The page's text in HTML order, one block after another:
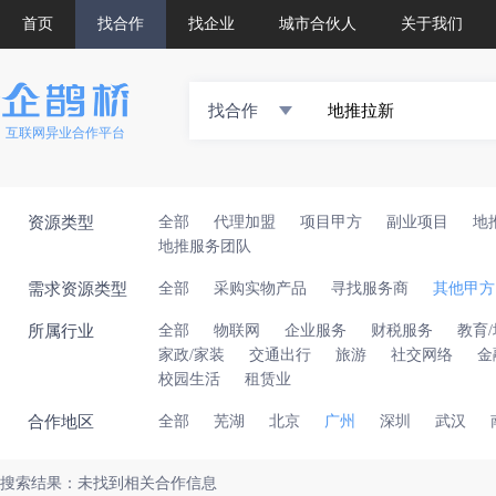
首页 找合作 找企业 城市合伙人 关于我们
互联网异业合作平台
找合作
资源类型 全部 代理加盟 项目甲方 副业项目
地
地推服务团队
需求资源类型 全部 采购实物产品 寻找服务商 其他甲
所属行业 全部 物联网 企业服务 财税服务
教育/
家政/家装
交通出行 旅游 社交网络
金
校园生活
租赁业
合作地区 全部 芜湖 北京 广州 深圳 武汉
搜索结果：未找到相关合作信息